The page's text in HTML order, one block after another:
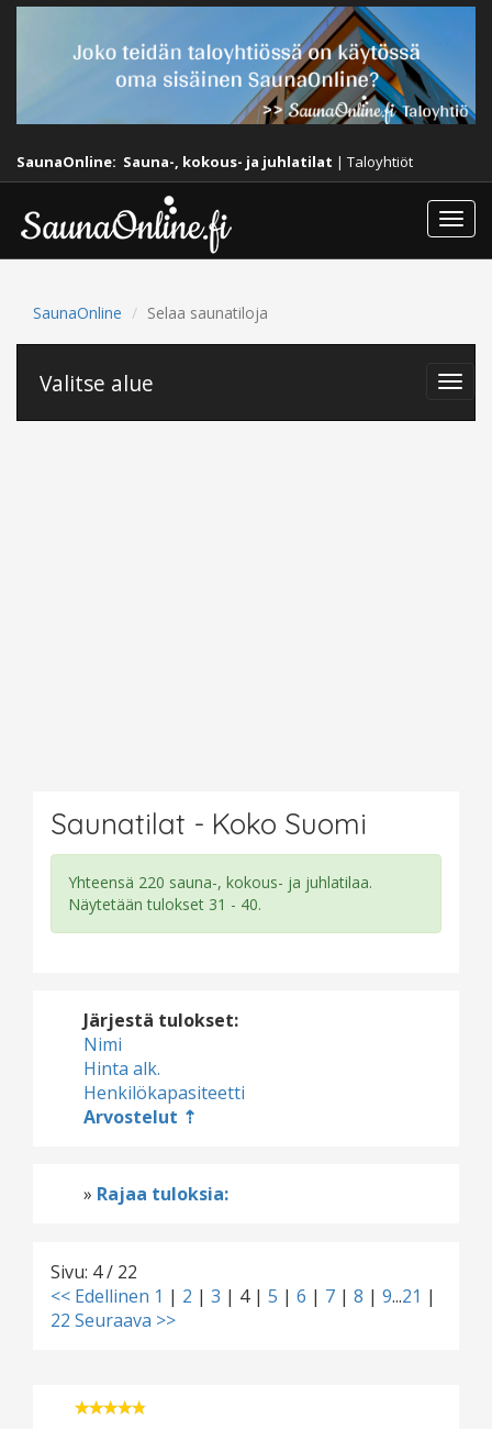
SaunaOnline: Sauna-, kokous- ja juhlatilat | Taloyhtiöt
SaunaOnline Selaa saunatiloja
Valitse alue
Saunatilat - Koko Suomi
Yhteensä 220 sauna-, kokous- ja juhlatilaa.
Näytetään tulokset 31 - 40.
Järjestä tulokset:
Nimi
Hinta alk.
Henkilökapasiteetti
Arvostelut
» Rajaa tuloksia:
Sivu: 4 / 22
<< Edellinen 1 | 2 | 3 | 4| 5 | 6 | 7 | 8 | 9...21 |
22 Seuraava >>